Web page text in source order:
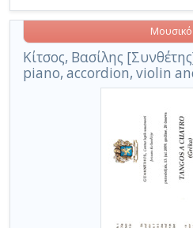
Κίτσος, Βασίλης
piano, accordion, violin